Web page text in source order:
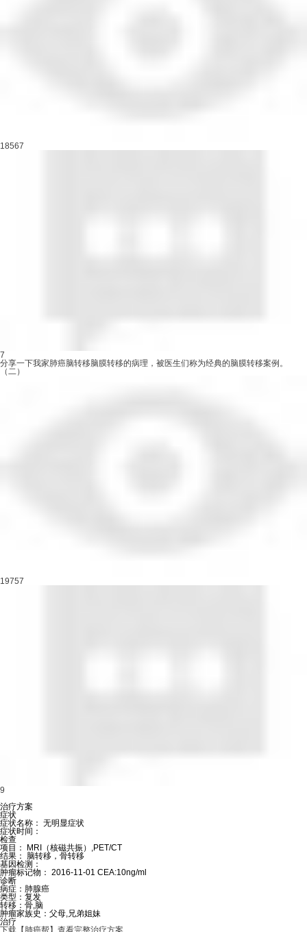
18567
7
分享一下我家肺癌脑转移脑膜转移的病理，被医生们称为经典的脑膜转移案例。
（二）
19757
9
治疗方案
症状
症状名称： 无明显症状
症状时间：
检查
项目：
MRI（核磁共振）,PET/CT
结果：
脑转移，骨转移
基因检测：
肿瘤标记物： 2016-11-01 CEA:10ng/ml
诊断
病症： 肺腺癌
类型： 复发
转移： 骨,脑
肿瘤家族史： 父母,兄弟姐妹
治疗
下载【肺癌帮】查看完整治疗方案